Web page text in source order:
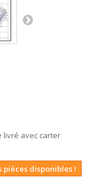
livré avec carter
disponibles !